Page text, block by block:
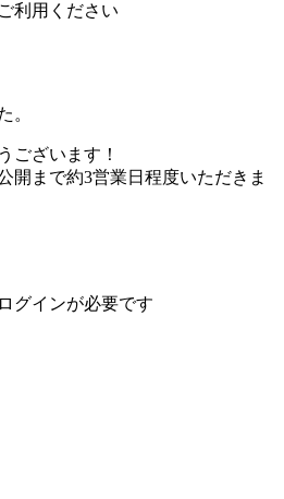
利用ください
。
ございます！
開まで約3営業日程度いただきま
グインが必要です